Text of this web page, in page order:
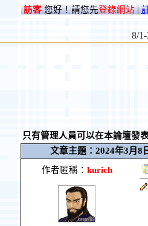
訪客您好！請您先登錄網站|
只有管理人員可以在本論壇發
文章主題：2024年3月8
作者匿稱： kurich